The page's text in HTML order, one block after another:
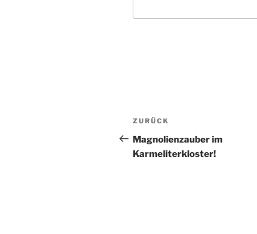
Vorheriger
Beitrag
ZURÜCK
Magnolienzauber im
Karmeliterkloster!